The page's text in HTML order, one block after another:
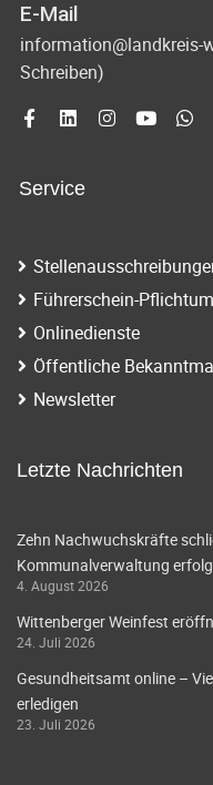
E-Mail
information@landkreis-
Schreiben)
Service
Führerschein-
Onlinedienste
Öffentliche
Newsletter
Letzte Nachrichten
Zehn Nachwuchskräfte
Kommunalverwaltung
4. August 2026
Wittenberger Weinfest
24. Juli 2026
Gesundheitsamt online –
erledigen
23. Juli 2026